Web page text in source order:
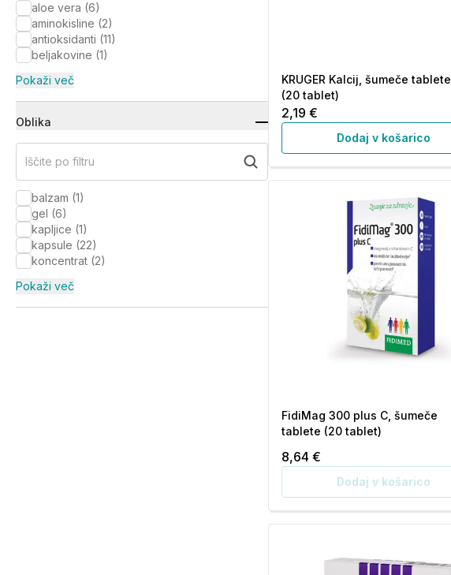
aloe vera (6)
aminokisline (2)
antioksidanti (11)
beljakovine (1)
Pokaži več
Oblika
Iščite po filtru
balzam (1)
gel (6)
kapljice (1)
kapsule (22)
koncentrat (2)
Pokaži več
KRUGER Kalcij, šumeče tablete
(20 tablet)
2,19 €
Dodaj v košarico
FidiMag 300 plus C, šumeče
tablete (20 tablet)
8,64 €
Dodaj v košarico